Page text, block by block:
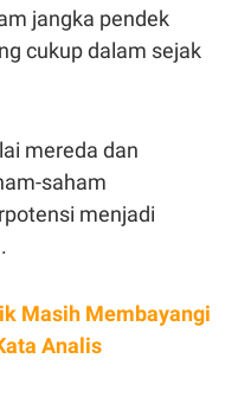
jangka pendek
cukup dalam sejak
mereda dan
saham
menjadi
Masih Membayangi
Analis